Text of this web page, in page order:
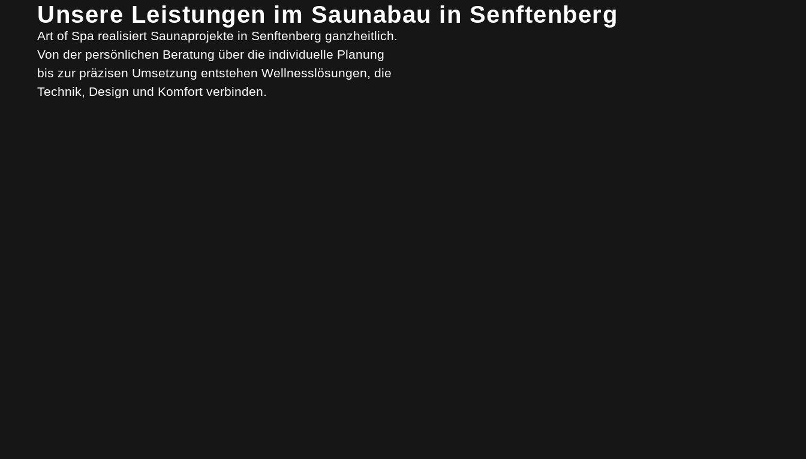
Unsere Leistungen im Saunabau in Senftenberg
Art of Spa realisiert Saunaprojekte in Senftenberg ganzheitlich.
Von der persönlichen Beratung über die individuelle Planung
bis zur präzisen Umsetzung entstehen Wellnesslösungen, die
Technik, Design und Komfort verbinden.